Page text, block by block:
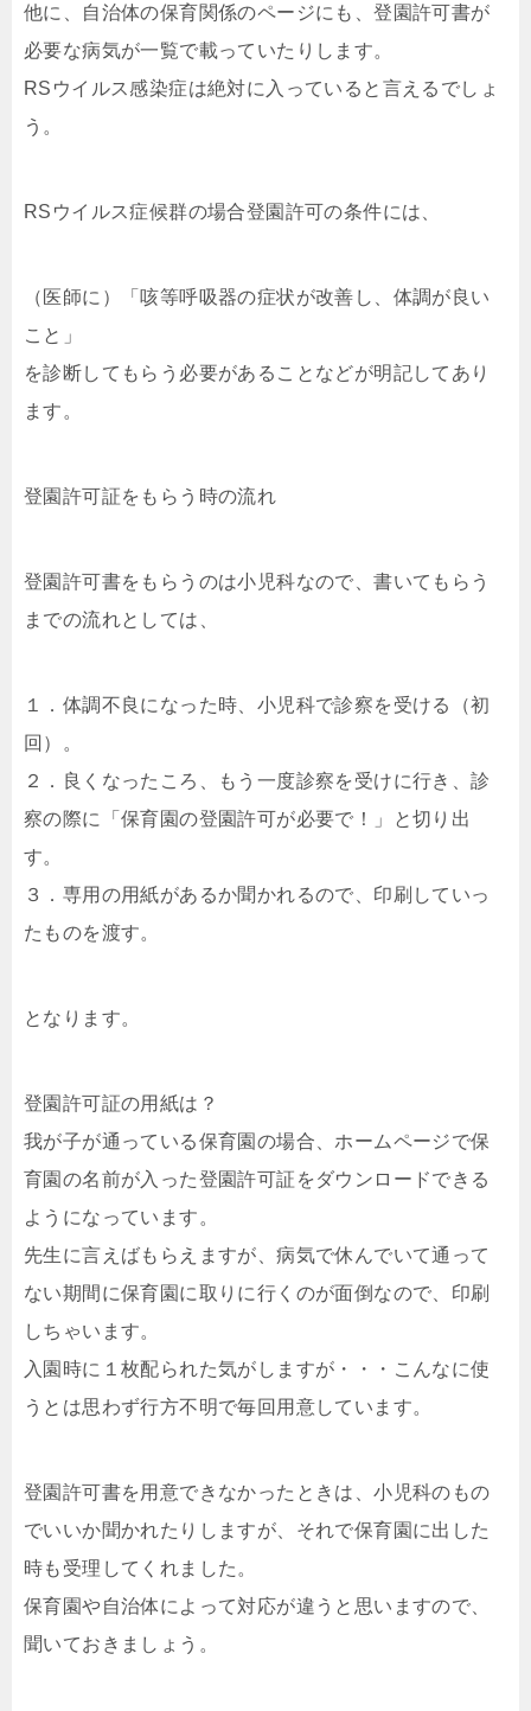
他に、自治体の保育関係のページにも、登園許可書が
必要な病気が一覧で載っていたりします。
RSウイルス感染症は絶対に入っていると言えるでしょ
う。
RSウイルス症候群の場合登園許可の条件には、
（医師に）「咳等呼吸器の症状が改善し、体調が良い
こと」
を診断してもらう必要があることなどが明記してあり
ます。
登園許可証をもらう時の流れ
登園許可書をもらうのは小児科なので、書いてもらう
までの流れとしては、
１．体調不良になった時、小児科で診察を受ける（初
回）。
２．良くなったころ、もう一度診察を受けに行き、診
察の際に「保育園の登園許可が必要で！」と切り出
す。
３．専用の用紙があるか聞かれるので、印刷していっ
たものを渡す。
となります。
登園許可証の用紙は？
我が子が通っている保育園の場合、ホームページで保
育園の名前が入った登園許可証をダウンロードできる
ようになっています。
先生に言えばもらえますが、病気で休んでいて通って
ない期間に保育園に取りに行くのが面倒なので、印刷
しちゃいます。
入園時に１枚配られた気がしますが・・・こんなに使
うとは思わず行方不明で毎回用意しています。
登園許可書を用意できなかったときは、小児科のもの
でいいか聞かれたりしますが、それで保育園に出した
時も受理してくれました。
保育園や自治体によって対応が違うと思いますので、
聞いておきましょう。